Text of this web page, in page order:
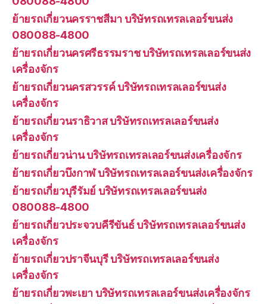
ย้ายรถเกี่ยวนครราชสีมา บริษัทรถเทรลเลอร์ขนส่ง
080088-4800
ย้ายรถเกี่ยวนครศรีธรรมราช บริษัทรถเทรลเลอร์ขนส่ง
เครื่องจักร
ย้ายรถเกี่ยวนครสวรรค์ บริษัทรถเทรลเลอร์ขนส่ง
เครื่องจักร
ย้ายรถเกี่ยวนราธิวาส บริษัทรถเทรลเลอร์ขนส่ง
เครื่องจักร
ย้ายรถเกี่ยวน่าน บริษัทรถเทรลเลอร์ขนส่งเครื่องจักร
ย้ายรถเกี่ยวบึงกาฬ บริษัทรถเทรลเลอร์ขนส่งเครื่องจักร
ย้ายรถเกี่ยวบุรีรัมย์ บริษัทรถเทรลเลอร์ขนส่ง
080088-4800
ย้ายรถเกี่ยวประจวบคีรีขันธ์ บริษัทรถเทรลเลอร์ขนส่ง
เครื่องจักร
ย้ายรถเกี่ยวปราจีนบุรี บริษัทรถเทรลเลอร์ขนส่ง
เครื่องจักร
ย้ายรถเกี่ยวพะเยา บริษัทรถเทรลเลอร์ขนส่งเครื่องจักร